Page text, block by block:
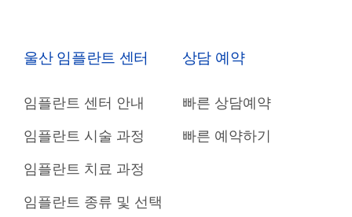
울산 임플란트 센터
임플란트 센터 안내
임플란트 시술 과정
임플란트 치료 과정
임플란트 종류 및 선택
상담 예약
빠른 상담예약
빠른 예약하기